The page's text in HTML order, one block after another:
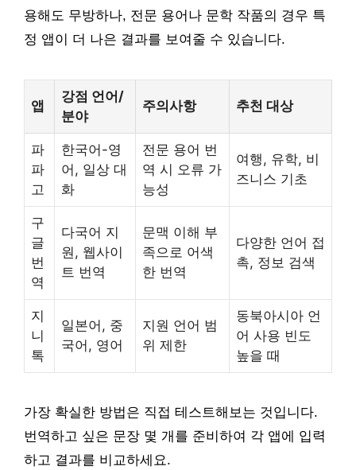
용해도 무방하나, 전문 용어나 문학 작품의 경우 특
정 앱이 더 나은 결과를 보여줄 수 있습니다.
앱
강점 언어/
분야
주의사항 추천 대상
파
파
고
한국어-영
어, 일상 대
화
전문 용어 번
역 시 오류 가
능성
여행, 유학, 비
즈니스 기초
구
글
번
역
다국어 지
원, 웹사이
트 번역
문맥 이해 부
족으로 어색
한 번역
다양한 언어 접
촉, 정보 검색
지
니
톡
일본어, 중
국어, 영어
지원 언어 범
위 제한
동북아시아 언
어 사용 빈도
높을 때
가장 확실한 방법은 직접 테스트해보는 것입니다.
번역하고 싶은 문장 몇 개를 준비하여 각 앱에 입력
하고 결과를 비교하세요.